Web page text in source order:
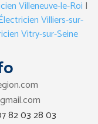
Villeneuve-le-Roi |
Villiers-sur-
Vitry-sur-Seine
82 03 28 03